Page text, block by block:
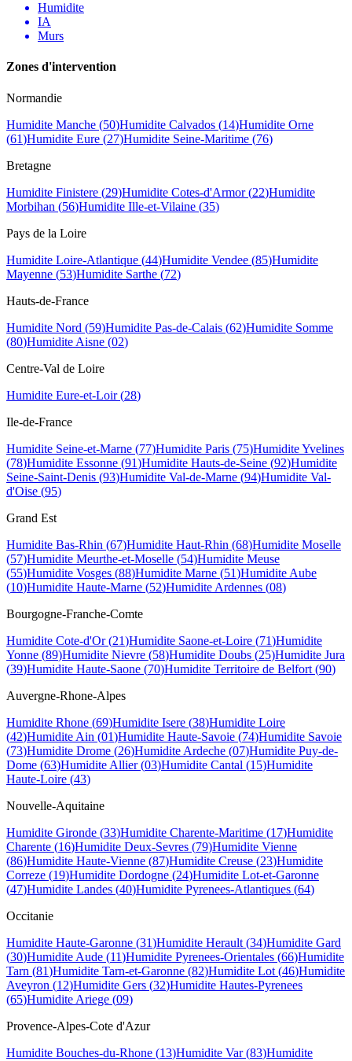
Humidite
IA
Murs
Zones d'intervention
Normandie
Humidite Manche (50)Humidite Calvados (14)Humidite Orne
(61)Humidite Eure (27)Humidite Seine-Maritime (76)
Bretagne
Humidite Finistere (29)Humidite Cotes-d'Armor(22)Humidite
Morbihan (56)Humidite Ille-et-Vilaine (35)
Pays de la Loire
Humidite Loire-Atlantique (44)Humidite Vendee (85)Humidite
Mayenne (53)Humidite Sarthe (72)
Hauts-de-France
Humidite Nord (59)Humidite Pas-de-Calais (62)Humidite Somme
(80)Humidite Aisne (02)
Centre-Val de Loire
Humidite Eure-et-Loir(28)
Ile-de-France
Humidite Seine-et-Marne (77)Humidite Paris (75)HumiditeYvelines
(78)Humidite Essonne (91)Humidite Hauts-de-Seine (92)Humidite
Seine-Saint-Denis (93)Humidite Val-de-Marne (94)Humidite Val-
d'Oise (95)
Grand Est
Humidite Bas-Rhin (67)Humidite Haut-Rhin (68)Humidite Moselle
(57)Humidite Meurthe-et-Moselle (54)Humidite Meuse
(55)Humidite Vosges (88)Humidite Marne (51)Humidite Aube
(10)Humidite Haute-Marne (52)Humidite Ardennes (08)
Bourgogne-Franche-Comte
Humidite Cote-d'Or(21)Humidite Saone-et-Loire (71)Humidite
Yonne (89)Humidite Nievre (58)Humidite Doubs (25)Humidite Jura
(39)Humidite Haute-Saone (70)Humidite Territoire de Belfort (90)
Auvergne-Rhone-Alpes
Humidite Rhone (69)Humidite Isere (38)Humidite Loire
(42)Humidite Ain (01)Humidite Haute-Savoie (74)Humidite Savoie
(73)Humidite Drome (26)Humidite Ardeche (07)Humidite Puy-de-
Dome (63)Humidite Allier(03)Humidite Cantal (15)Humidite
Haute-Loire (43)
Nouvelle-Aquitaine
Humidite Gironde (33)Humidite Charente-Maritime (17)Humidite
Charente (16)Humidite Deux-Sevres (79)Humidite Vienne
(86)Humidite Haute-Vienne (87)Humidite Creuse (23)Humidite
Correze (19)Humidite Dordogne (24)Humidite Lot-et-Garonne
(47)Humidite Landes (40)Humidite Pyrenees-Atlantiques (64)
Occitanie
Humidite Haute-Garonne (31)Humidite Herault (34)Humidite Gard
(30)Humidite Aude (11)Humidite Pyrenees-Orientales (66)Humidite
Tarn (81)Humidite Tarn-et-Garonne (82)Humidite Lot (46)Humidite
Aveyron (12)Humidite Gers (32)Humidite Hautes-Pyrenees
(65)Humidite Ariege (09)
Provence-Alpes-Cote d'Azur
Humidite Bouches-du-Rhone (13)Humidite Var(83)Humidite